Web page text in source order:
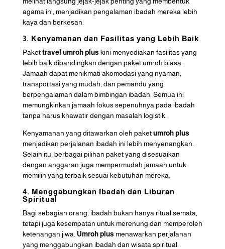
agama ini, menjadikan pengalaman ibadah mereka lebih
kaya dan berkesan.
3. Kenyamanan dan Fasilitas yang Lebih Baik
Pakettravel umrohpluskini menyediakan fasilitas yang
lebih baik dibandingkan dengan paket umroh biasa.
Jamaah dapat menikmati akomodasi yang nyaman,
transportasi yang mudah, dan pemandu yang
berpengalaman dalam bimbingan ibadah. Semua ini
memungkinkan jamaah fokus sepenuhnya pada ibadah
tanpa harus khawatir dengan masalah logistik.
Kenyamanan yang ditawarkan oleh paketumroh plus
menjadikan perjalanan ibadah ini lebih menyenangkan.
Selain itu, berbagai pilihan paket yang disesuaikan
dengan anggaran juga mempermudah jamaah untuk
memilih yang terbaik sesuai kebutuhan mereka.
4. Menggabungkan Ibadah dan Liburan
Spiritual
Bagi sebagian orang, ibadah bukan hanya ritual semata,
tetapi juga kesempatan untuk merenung dan memperoleh
ketenangan jiwa. Umroh plusmenawarkan perjalanan
yang menggabungkan ibadah dan wisata spiritual.